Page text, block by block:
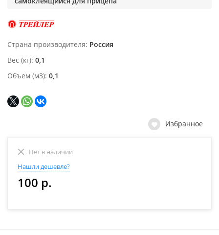
Страна производителя Россия
Вес (кг) 0,1
Объем (м3) 0,1
Избранное
Нет в наличии
Нашли дешевле?
100 р.